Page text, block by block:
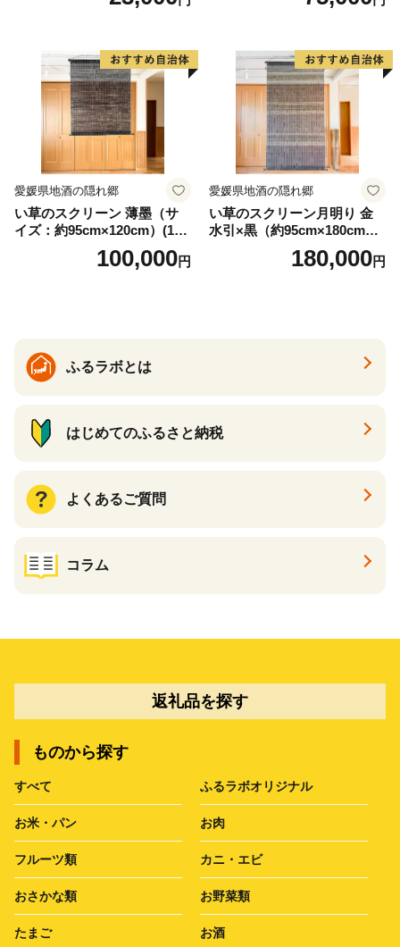
ウイルス効果 お取り寄せ 愛
知県 小牧市 送料無料
愛媛県地酒の隠れ郷
い草のスクリーン 薄墨（サ
イズ：約95cm×120cm）(14
100,000円
愛媛県地酒の隠れ郷
い草のスクリーン月明り 金
水引×黒（約95cm×180cm）
180,000円
ふるラボとは
はじめてのふるさと納税
よくあるご質問
コラム
返礼品を探す
ものから探す
すべて ふるラボオリジナル
お米・パン お肉
フルーツ類 カニ・エビ
おさかな類 お野菜類
たまご お酒